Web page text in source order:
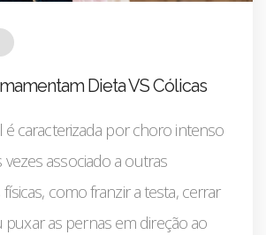
Dieta VS Cólicas
é caracterizada por choro intenso
vezes associado a outras
como franzir a testa, cerrar
as pernas em direção ao